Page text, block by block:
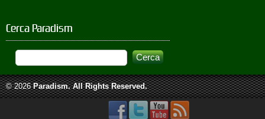
Cerca Paradism
© 2026Paradism. All Rights Reserved.